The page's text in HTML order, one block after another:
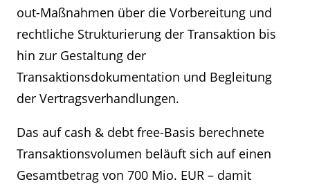
out-Maßnahmen über die Vorbereitung und
rechtliche Strukturierung der Transaktion bis
hin zur Gestaltung der
Transaktionsdokumentation und Begleitung
der Vertragsverhandlungen.
Das auf cash & debt free-Basis berechnete
Transaktionsvolumen beläuft sich auf einen
Gesamtbetrag von 700 Mio. EUR – damit